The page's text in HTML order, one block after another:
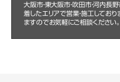
大阪市・東大阪市・吹田市・河内長
着したエリアで営業・施工しており
ますのでお気軽にご相談ください。